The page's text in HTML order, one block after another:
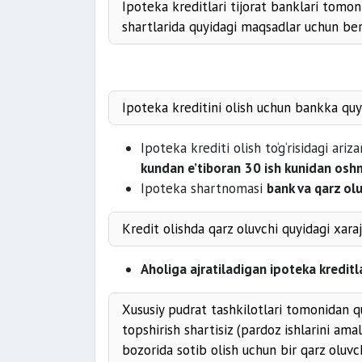
Ipoteka kreditlari tijorat banklari
shartlarida quyidagi maqsadlar uchun
ko‘p
Ipoteka kreditini olish uchun bankka
shartnomasi
Ipoteka krediti olish to‘g‘risidagi
kundan e’tiboran 30 ish kunidan
Ipoteka shartnomasi bank va qarz
Kredit olishda qarz oluvchi quyidagi
mulk qiymatini aniqlash bo‘yicha
Aholiga ajratiladigan ipoteka
Xususiy pudrat tashkilotlari tomonidan
topshirish shartisiz (pardoz ishlarini
bozorida sotib olish uchun bir qarz